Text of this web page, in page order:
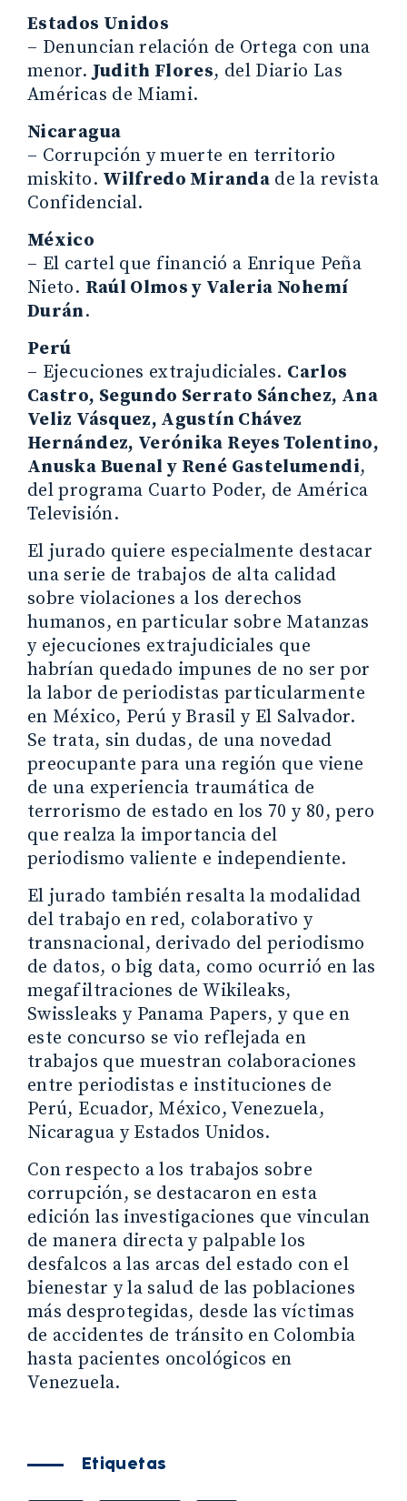
Estados Unidos
– Denuncian relación de Ortega con una
menor.Judith Flores, del Diario Las
Américas de Miami.
Nicaragua
– Corrupción y muerte en territorio
miskito. Wilfredo Miranda de la revista
Confidencial.
México
– El cartel que financió a Enrique Peña
Nieto. Raúl Olmos y Valeria Nohemí
Durán.
Perú
– Ejecuciones extrajudiciales. Carlos
Castro, Segundo Serrato Sánchez, Ana
Veliz Vásquez, Agustín Chávez
Hernández, Verónika Reyes Tolentino,
Anuska Buenal y René Gastelumendi,
del programa Cuarto Poder, de América
Televisión.
El jurado quiere especialmente destacar
una serie de trabajos de alta calidad
sobre violaciones a los derechos
humanos, en particular sobre Matanzas
y ejecuciones extrajudiciales que
habrían quedado impunes de no ser por
la labor de periodistas particularmente
en México, Perú y Brasil y El Salvador.
Se trata, sin dudas, de una novedad
preocupante para una región que viene
de una experiencia traumática de
terrorismo de estado en los 70 y 80, pero
que realza la importancia del
periodismo valiente e independiente.
El jurado también resalta la modalidad
del trabajo en red, colaborativo y
transnacional, derivado del periodismo
de datos, o big data, como ocurrió en las
megafiltraciones de Wikileaks,
Swissleaks y Panama Papers, y que en
este concurso se vio reflejada en
trabajos que muestran colaboraciones
entre periodistas e instituciones de
Perú, Ecuador, México, Venezuela,
Nicaragua y Estados Unidos.
Con respecto a los trabajos sobre
corrupción, se destacaron en esta
edición las investigaciones que vinculan
de manera directa y palpable los
desfalcos a las arcas del estado con el
bienestar y la salud de las poblaciones
más desprotegidas, desde las víctimas
de accidentes de tránsito en Colombia
hasta pacientes oncológicos en
Venezuela.
Etiquetas